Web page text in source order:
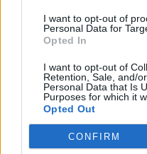
I want to opt-out of
Personal Data for
Opted In
I want to opt-out of
Retention, Sale, and/
Personal Data that Is
Purposes for which it
Opted Out
CONFIRM